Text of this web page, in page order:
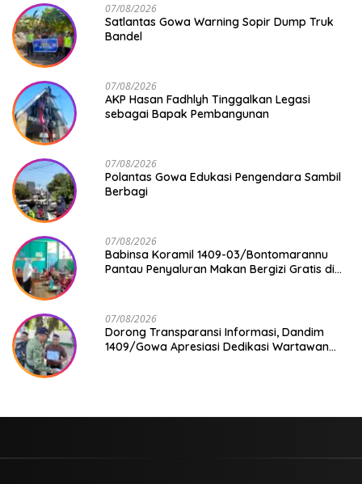
07/08/2026
Satlantas Gowa Warning Sopir Dump Truk
Bandel
07/08/2026
AKP Hasan Fadhlyh Tinggalkan Legasi
sebagai Bapak Pembangunan
07/08/2026
Polantas Gowa Edukasi Pengendara Sambil
Berbagi
07/08/2026
Babinsa Koramil 1409-03/Bontomarannu
Pantau Penyaluran Makan Bergizi Gratis di
07/08/2026
Dorong Transparansi Informasi, Dandim
1409/Gowa Apresiasi Dedikasi Wartawan